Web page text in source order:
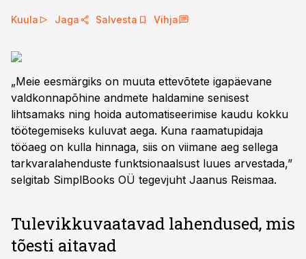
Kuula Jaga Salvesta Vihja
„Meie eesmärgiks on muuta ettevõtete igapäevane
valdkonnapõhine andmete haldamine senisest
lihtsamaks ning hoida automatiseerimise kaudu kokku
töötegemiseks kuluvat aega. Kuna raamatupidaja
tööaeg on kulla hinnaga, siis on viimane aeg sellega
tarkvaralahenduste funktsionaalsust luues arvestada,”
selgitab SimplBooks OÜ tegevjuht Jaanus Reismaa.
Tulevikkuvaatavad lahendused, mis
tõesti aitavad